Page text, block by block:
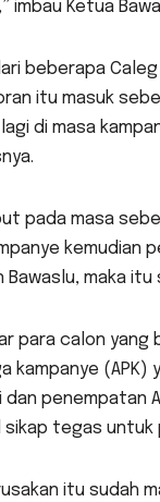
imbau Ketua
beberapa
itu masuk
di masa
pada masa
kemudian
maka
para calon
(APK)
dan penempatan
sikap tegas untuk
itu sudah